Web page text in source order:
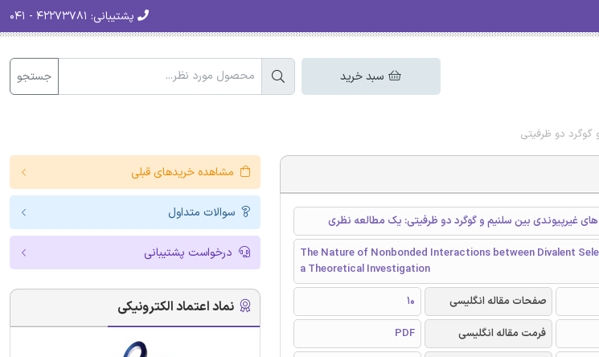
پشتیبانی:
سبد خرید جستجو
دو ظرفیتی
غیرپیوندی بین سلنیم و گوگرد دو ظرفیتی: یک مطالعه نظری
The Nature of Nonbonded Interactions between Divalent
a Theoretical Investigation
صفحات مقاله انگلیسی
10
فرمت مقاله انگلیسی
PDF
مشاهده خریدهای قبلی
سوالات متداول
درخواست پشتیبانی
نماد اعتماد الکترونیکی